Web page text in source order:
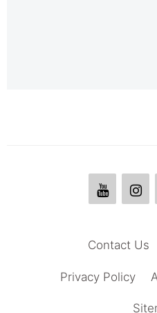
Contact Us
Privacy Policy